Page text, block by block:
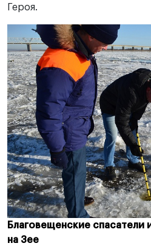
Героя.
Благовещенские спасатели
на Зее